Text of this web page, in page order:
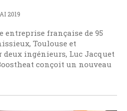
2019
entreprise française de 95
Toulouse et
deux ingénieurs, Luc Jacquet
conçoit un nouveau